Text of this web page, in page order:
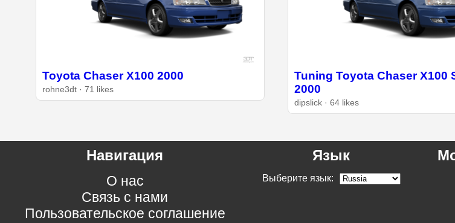
Toyota Chaser X100 2000
rohne3dt · 71 likes
Tuning Toyota Chaser X100
2000
dipslick · 64 likes
Навигация
О нас
Связь с нами
Пользовательское соглашение
Язык
Выберите язык: